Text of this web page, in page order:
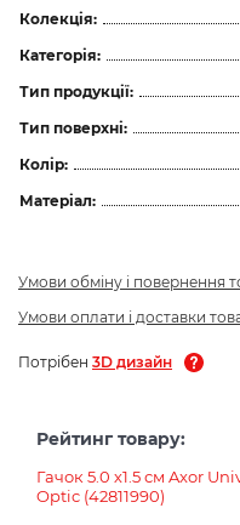
Колекція:
Категорія:
Тип продукції:
Тип поверхні:
Колір:
Матеріал:
Умови обміну і повернення
Умови оплати і доставки
Потрібен 3D дизайн
Рейтинг товару:
Гачок 5.0 х1.5 см Axor
Optic (42811990)